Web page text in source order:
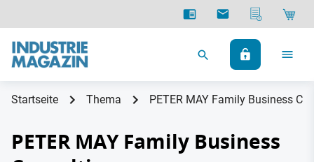
Startseite Thema PETER MAY Family Business
PETER MAY Family Business